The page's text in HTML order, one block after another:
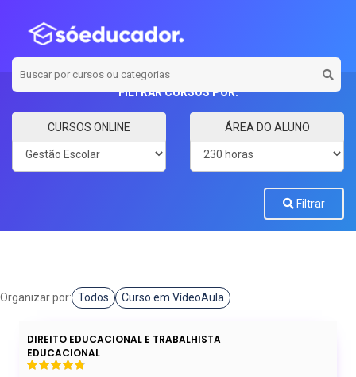
CURSOS ONLINE ÁREA DO ALUNO
FILTRAR CURSOS POR:
Filtrar
Organizar por: Todos Curso em VídeoAula
DIREITO EDUCACIONAL E TRABALHISTA
EDUCACIONAL